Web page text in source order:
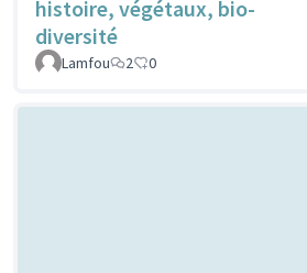
histoire, végétaux, bio-
diversité
Lamfou 2 0